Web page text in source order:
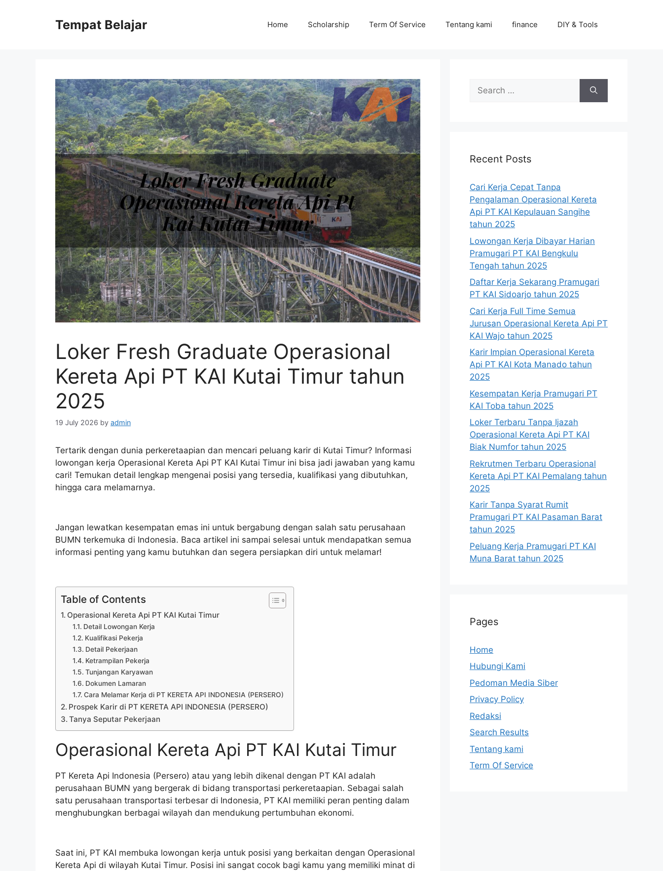
Tempat Belajar Home Scholarship Term Of Service Tentang kami finance DIY & Tools
Loker Fresh Graduate Operasional
Kereta Api PT KAI Kutai Timur tahun
2025
19 July 2026 by admin
Tertarik dengan dunia perkeretaapian dan mencari peluang karir di Kutai Timur? Informasi
lowongan kerja Operasional Kereta Api PT KAI Kutai Timur ini bisa jadi jawaban yang kamu
cari! Temukan detail lengkap mengenai posisi yang tersedia, kualifikasi yang dibutuhkan,
hingga cara melamarnya.
Jangan lewatkan kesempatan emas ini untuk bergabung dengan salah satu perusahaan
BUMN terkemuka di Indonesia. Baca artikel ini sampai selesai untuk mendapatkan semua
informasi penting yang kamu butuhkan dan segera persiapkan diri untuk melamar!
Table of Contents
Operasional Kereta Api PT KAI Kutai Timur
Detail Lowongan Kerja
Kualifikasi Pekerja
Detail Pekerjaan
Ketrampilan Pekerja
Tunjangan Karyawan
Dokumen Lamaran
Cara Melamar Kerja di PT KERETA API INDONESIA (PERSERO)
Prospek Karir di PT KERETA API INDONESIA (PERSERO)
Tanya Seputar Pekerjaan
Operasional Kereta Api PT KAI Kutai Timur
PT Kereta Api Indonesia (Persero) atau yang lebih dikenal dengan PT KAI adalah
perusahaan BUMN yang bergerak di bidang transportasi perkeretaapian. Sebagai salah
satu perusahaan transportasi terbesar di Indonesia, PT KAI memiliki peran penting dalam
menghubungkan berbagai wilayah dan mendukung pertumbuhan ekonomi.
Saat ini, PT KAI membuka lowongan kerja untuk posisi yang berkaitan dengan Operasional
Kereta Api di wilayah Kutai Timur. Posisi ini sangat cocok bagi kamu yang memiliki minat di
Search
for:
Recent Posts
Cari Kerja Cepat Tanpa
Pengalaman Operasional Kereta
Api PT KAI Kepulauan Sangihe
tahun 2025
Lowongan Kerja Dibayar Harian
Pramugari PT KAI Bengkulu
Tengah tahun 2025
Daftar Kerja Sekarang Pramugari
PT KAI Sidoarjo tahun 2025
Cari Kerja Full Time Semua
Jurusan Operasional Kereta Api PT
KAI Wajo tahun 2025
Karir Impian Operasional Kereta
Api PT KAI Kota Manado tahun
2025
Kesempatan Kerja Pramugari PT
KAI Toba tahun 2025
Loker Terbaru Tanpa Ijazah
Operasional Kereta Api PT KAI
Biak Numfor tahun 2025
Rekrutmen Terbaru Operasional
Kereta Api PT KAI Pemalang tahun
2025
Karir Tanpa Syarat Rumit
Pramugari PT KAI Pasaman Barat
tahun 2025
Peluang Kerja Pramugari PT KAI
Muna Barat tahun 2025
Pages
Home
Hubungi Kami
Pedoman Media Siber
Privacy Policy
Redaksi
Search Results
Tentang kami
Term Of Service